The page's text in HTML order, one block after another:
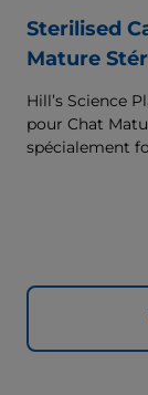
Sterilised
Mature
Hill’s Science
pour Chat
spécialement